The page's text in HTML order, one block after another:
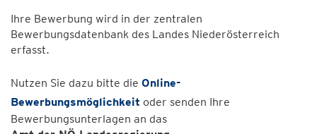
Ihre Bewerbung wird in der zentralen
Bewerbungsdatenbank des Landes Niederösterreich
erfasst.
Nutzen Sie dazu bitte die Online-
Bewerbungsmöglichkeit oder senden Ihre
Bewerbungsunterlagen an das